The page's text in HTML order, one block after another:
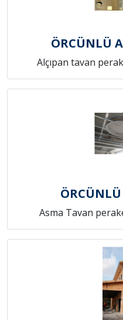
ÖRCÜNLÜ
Alçıpan tavan
Asma Tavan